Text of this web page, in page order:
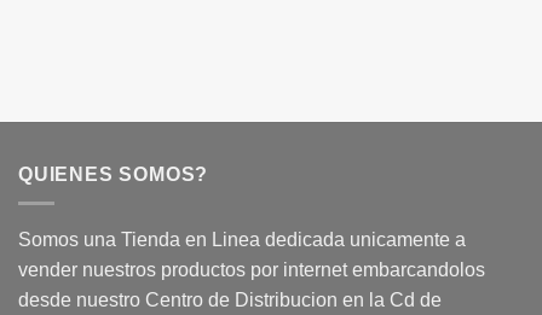
QUIENES SOMOS?
Somos una Tienda en Linea dedicada unicamente a
vender nuestros productos por internet embarcandolos
desde nuestro Centro de Distribucion en la Cd de